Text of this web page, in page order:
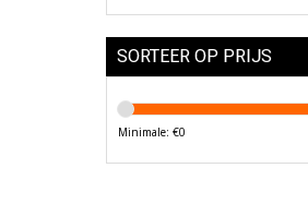
SORTEER OP PRIJS
Minimale: €0